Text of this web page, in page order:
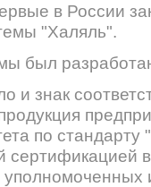
в России
"Халяль".
был
и знак
по
уполномоченных